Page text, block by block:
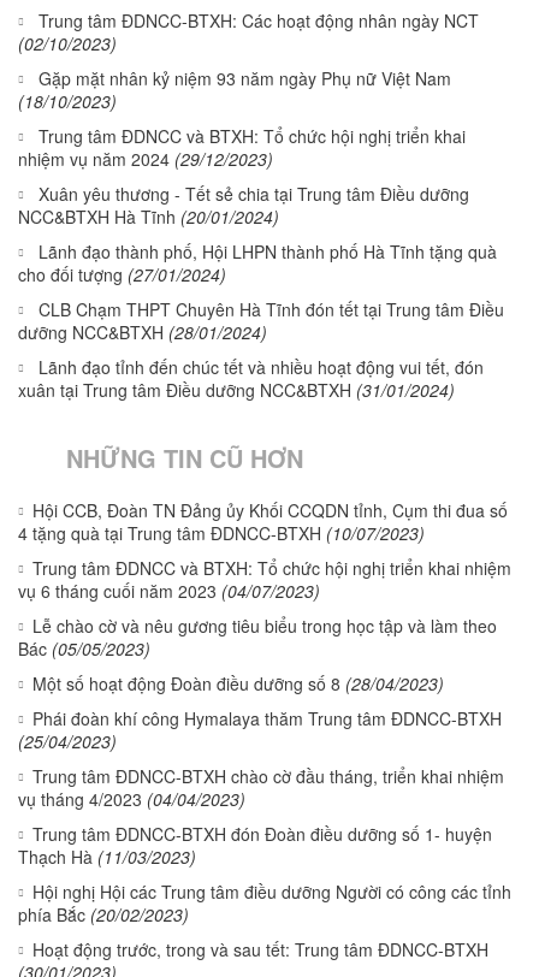
Trung tâm ĐDNCC-BTXH: Các hoạt động nhân ngày NCT
(02/10/2023)
Gặp mặt nhân kỷ niệm 93 năm ngày Phụ nữ Việt Nam
(18/10/2023)
Trung tâm ĐDNCC và BTXH: Tổ chức hội nghị triển khai
nhiệm vụ năm 2024 (29/12/2023)
Xuân yêu thương - Tết sẻ chia tại Trung tâm Điều dưỡng
NCC&BTXH Hà Tĩnh (20/01/2024)
Lãnh đạo thành phố, Hội LHPN thành phố Hà Tĩnh tặng quà
cho đối tượng (27/01/2024)
CLB Chạm THPT Chuyên Hà Tĩnh đón tết tại Trung tâm Điều
dưỡng NCC&BTXH (28/01/2024)
Lãnh đạo tỉnh đến chúc tết và nhiều hoạt động vui tết, đón
xuân tại Trung tâm Điều dưỡng NCC&BTXH (31/01/2024)
NHỮNG TIN CŨ HƠN
Hội CCB, Đoàn TN Đảng ủy Khối CCQDN tỉnh, Cụm thi đua số
4 tặng quà tại Trung tâm ĐDNCC-BTXH (10/07/2023)
Trung tâm ĐDNCC và BTXH: Tổ chức hội nghị triển khai nhiệm
vụ 6 tháng cuối năm 2023 (04/07/2023)
Lễ chào cờ và nêu gương tiêu biểu trong học tập và làm theo
Bác (05/05/2023)
Một số hoạt động Đoàn điều dưỡng số 8 (28/04/2023)
Phái đoàn khí công Hymalaya thăm Trung tâm ĐDNCC-BTXH
(25/04/2023)
Trung tâm ĐDNCC-BTXH chào cờ đầu tháng, triển khai nhiệm
vụ tháng 4/2023 (04/04/2023)
Trung tâm ĐDNCC-BTXH đón Đoàn điều dưỡng số 1- huyện
Thạch Hà (11/03/2023)
Hội nghị Hội các Trung tâm điều dưỡng Người có công các tỉnh
phía Bắc (20/02/2023)
Hoạt động trước, trong và sau tết: Trung tâm ĐDNCC-BTXH